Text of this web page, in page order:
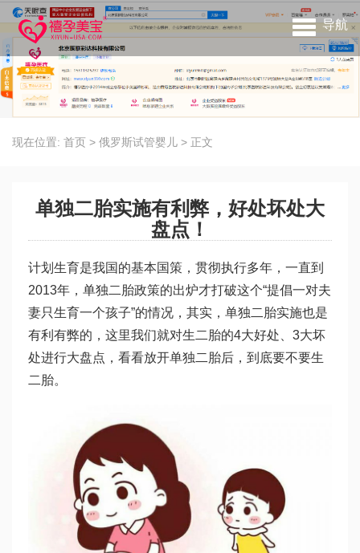
导航
现在位置: 首页 > 俄罗斯试管婴儿 > 正文
单独二胎实施有利弊，好处坏处大
盘点！
计划生育是我国的基本国策，贯彻执行多年，一直到
2013年，单独二胎政策的出炉才打破这个“提倡一对夫
妻只生育一个孩子”的情况，其实，单独二胎实施也是
有利有弊的，这里我们就对生二胎的4大好处、3大坏
处进行大盘点，看看放开单独二胎后，到底要不要生
二胎。